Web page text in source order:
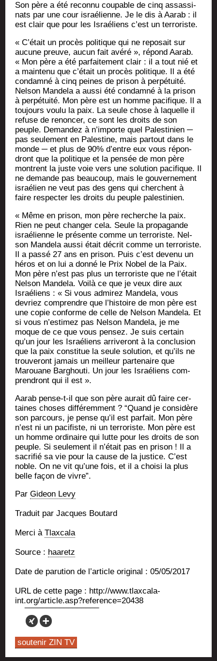
Son père a été recon­nu cou­pable de cinq assas­si­
nats par une cour israé­lienne. Je le dis à Aarab : il
est clair que pour les Israé­liens c’est un terroriste.
« C’é­tait un pro­cès poli­tique qui ne repo­sait sur
aucune preuve, aucun fait avé­ré », répond Aarab.
« Mon père a été par­fai­te­ment clair : il a tout nié et
a main­te­nu que c’é­tait un pro­cès poli­tique. Il a été
condam­né à cinq peines de pri­son à per­pé­tui­té.
Nel­son Man­de­la a aus­si été condam­né à la pri­son
à per­pé­tui­té. Mon père est un homme paci­fique. Il a
tou­jours vou­lu la paix. La seule chose à laquelle il
refuse de renon­cer, ce sont les droits de son
peuple. Deman­dez à n’im­porte quel Pales­ti­nien ─
pas seule­ment en Pales­tine, mais par­tout dans le
monde ─ et plus de 90% d’entre eux vous répon­
dront que la poli­tique et la pen­sée de mon père
montrent la juste voie vers une solu­tion paci­fique. Il
ne demande pas beau­coup, mais le gou­ver­ne­ment
israé­lien ne veut pas des gens qui cherchent à
faire res­pec­ter les droits du peuple palestinien.
« Même en pri­son, mon père recherche la paix.
Rien ne peut chan­ger cela. Seule la pro­pa­gande
israé­lienne le pré­sente comme un ter­ro­riste. Nel­
son Man­de­la aus­si était décrit comme un ter­ro­riste.
Il a pas­sé 27 ans en pri­son. Puis c’est deve­nu un
héros et on lui a don­né le Prix Nobel de la Paix.
Mon père n’est pas plus un ter­ro­riste que ne l’é­tait
Nel­son Man­de­la. Voi­là ce que je veux dire aux
Israé­liens : « Si vous admi­rez Man­de­la, vous
devriez com­prendre que l’his­toire de mon père est
une copie conforme de celle de Nel­son Man­de­la. Et
si vous n’es­ti­mez pas Nel­son Man­de­la, je me
moque de ce que vous pen­sez. Je suis cer­tain
qu’un jour les Israé­liens arri­ve­ront à la conclu­sion
que la paix consti­tue la seule solu­tion, et qu’ils ne
trou­ve­ront jamais un meilleur par­te­naire que
Marouane Bar­ghou­ti. Un jour les Israé­liens com­
pren­dront qui il est ».
Aarab pense-t-il que son père aurait dû faire cer­
taines choses dif­fé­rem­ment ? “Quand je consi­dère
son par­cours, je pense qu’il est par­fait. Mon père
n’est ni un paci­fiste, ni un ter­ro­riste. Mon père est
un homme ordi­naire qui lutte pour les droits de son
peuple. Si seule­ment il n’é­tait pas en pri­son ! Il a
sacri­fié sa vie pour la cause de la jus­tice. C’est
noble. On ne vit qu’une fois, et il a choi­si la plus
belle façon de vivre”.
ParGideon Levy
Tra­duit par Jacques Boutard
Mer­ci àTlax­ca­la
Source : haa­retz
Date de paru­tion de l’ar­ticle ori­gi­nal : 05/05/2017
URL de cette page : http://www.tlaxcala-
int.org/article.asp?reference=20438
soutenir ZIN TV